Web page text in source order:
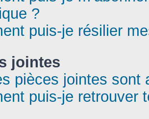
?
puis-je résilier
jointes
pièces jointes sont
puis-je retrouver